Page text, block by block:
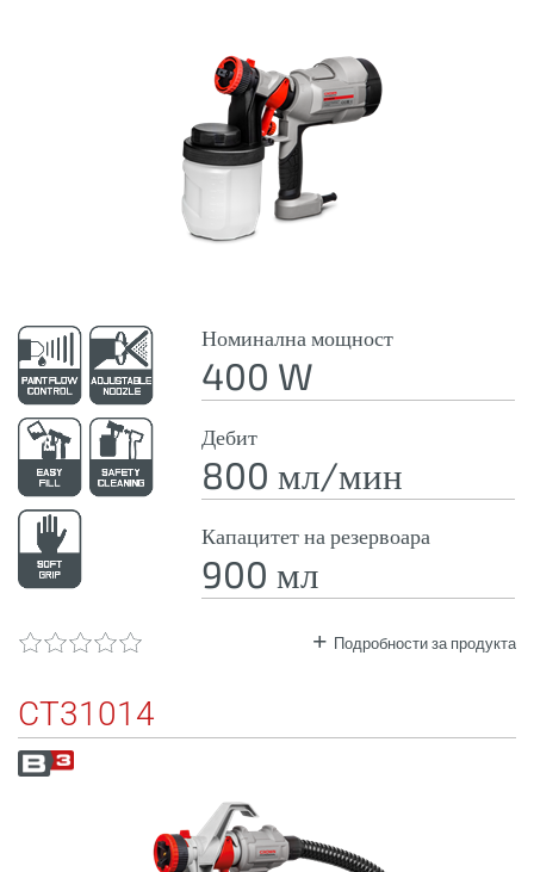
Номинална мощност
400 W
Дебит
800 мл/мин
Капацитет на резервоара
900 мл
Подробности за продукта
CT31014